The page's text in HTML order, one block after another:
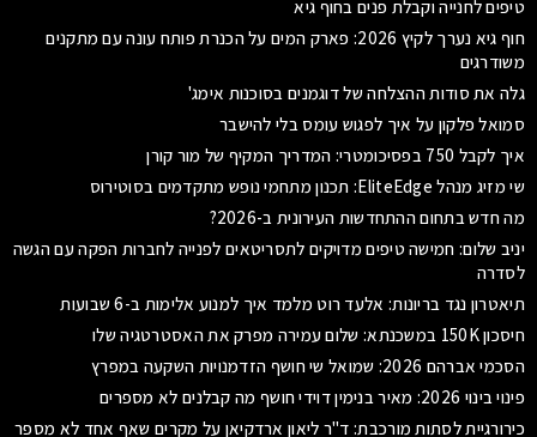
טיפים לחנייה וקבלת פנים בחוף גיא
חוף גיא נערך לקיץ 2026: פארק המים על הכנרת פותח עונה עם מתקנים
משודרגים
גלה את סודות ההצלחה של דוגמנים בסוכנות אימג'
סמואל פלקון על איך לפגוש עומס בלי להישבר
איך לקבל 750 בפסיכומטרי: המדריך המקיף של מור קורן
שי מזיג מנהל EliteEdge: תכנון מתחמי נופש מתקדמים בסוטירוס
מה חדש בתחום ההתחדשות העירונית ב-2026?
יניב שלום: חמישה טיפים מדויקים לתסריטאים לפנייה לחברות הפקה עם הגשה
לסדרה
תיאטרון נגד בריונות: אלעד רוט מלמד איך למנוע אלימות ב-6 שבועות
חיסכון 150K במשכנתא: שלום עמירה מפרק את האסטרטגיה שלו
הסכמי אברהם 2026: שמואל שי חושף הזדמנויות השקעה במפרץ
פינוי בינוי 2026: מאיר בנימין דוידי חושף מה קבלנים לא מספרים
כירורגיית לסתות מורכבת: ד"ר ליאון ארדקיאן על מקרים שאף אחד לא מספר